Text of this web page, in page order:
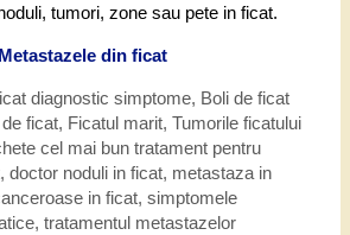
tumori, zone sau pete in ficat.
Metastazele din ficat
diagnostic simptome, Boli de ficat
ficat, Ficatul marit, Tumorile ficatului
cel mai bun tratament pentru
, doctor noduli in ficat, metastaza in
in ficat, simptomele
, tratamentul metastazelor